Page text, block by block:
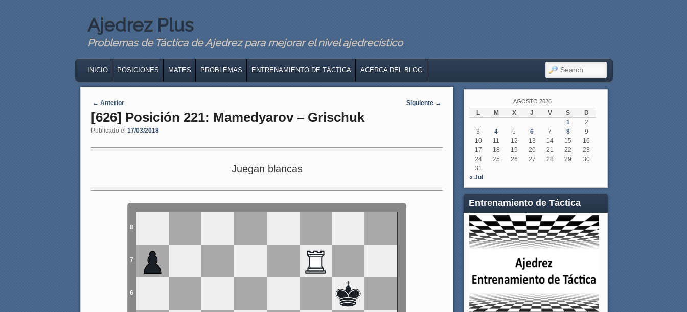
Ajedrez Plus
Problemas de Táctica de Ajedrez para mejorar el nivel ajedrecístico
SKIP TO PRIMARY CONTENT
SKIP TO SECONDARY CONTENT
INICIO POSICIONES MATES PROBLEMAS ENTRENAMIENTO DE TÁCTICA ACERCA DEL BLOG SEARCH
Navegaci�n de entradas
← Anterior Siguiente →
[626] Posición 221: Mamedyarov – Grischuk
Publicado el 17/03/2018
Juegan blancas
8
7
6
AGOSTO 2026
L M X J V S
D
1
2
3
4 5 6 7 8
9
10
11 12 13 14 15
16
17
18 19 20 21 22
23
24
25 26 27 28 29
30
31
« Jul
Entrenamiento de Táctica